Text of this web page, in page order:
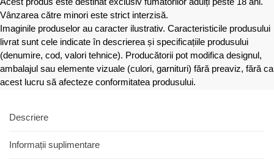
Vânzarea către minori este strict interzisă.
Imaginile produselor au caracter ilustrativ. Caracteristicile produsului
livrat sunt cele indicate în descrierea și specificațiile produsului
(denumire, cod, valori tehnice). Producătorii pot modifica designul,
ambalajul sau elemente vizuale (culori, garnituri) fără preaviz, fără ca
acest lucru să afecteze conformitatea produsului.
Descriere
Informații suplimentare